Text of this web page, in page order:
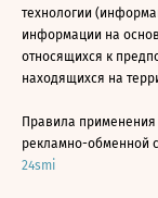
технологии
информации на
относящихся к
находящихся на
Правила применения
рекламно-обменной
24smi